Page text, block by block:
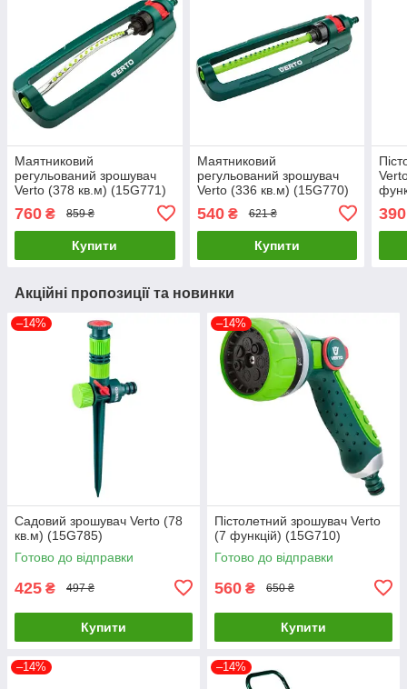
Маятниковий
регульований зрошувач
Verto (378 кв.м) (15G771)
760 ₴ 859 ₴
Купити
Маятниковий
регульований зрошувач
Verto (336 кв.м) (15G770)
540₴ 621 ₴
Купити
390
Акційні пропозиції та новинки
–14%
Садовий зрошувач Verto (78
кв.м) (15G785)
Готово до відправки
425 ₴ 497 ₴
Купити
–14%
Пістолетний зрошувач Verto
(7 функцій) (15G710)
Готово до відправки
560 ₴ 650 ₴
Купити
–14% –14%